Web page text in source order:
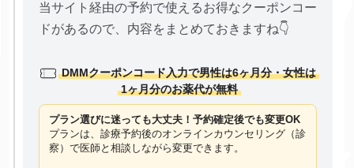
当サイト経由の予約で使えるお得なクーポンコー
ドがあるので、内容をまとめておきますね👇
DMMクーポンコード入力で男性は6ヶ月分・女性は
1ヶ月分のお薬代が無料
プラン選びに迷っても大丈夫！予約確定後でも変更OK
プランは、診療予約後のオンラインカウンセリング（診
察）で医師と相談しながら変更できます。